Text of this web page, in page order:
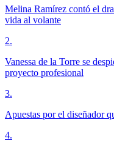
Melina Ramírez contó el
vida al volante
2.
Vanessa de la Torre se
proyecto profesional
3.
Apuestas por el diseñador
4.